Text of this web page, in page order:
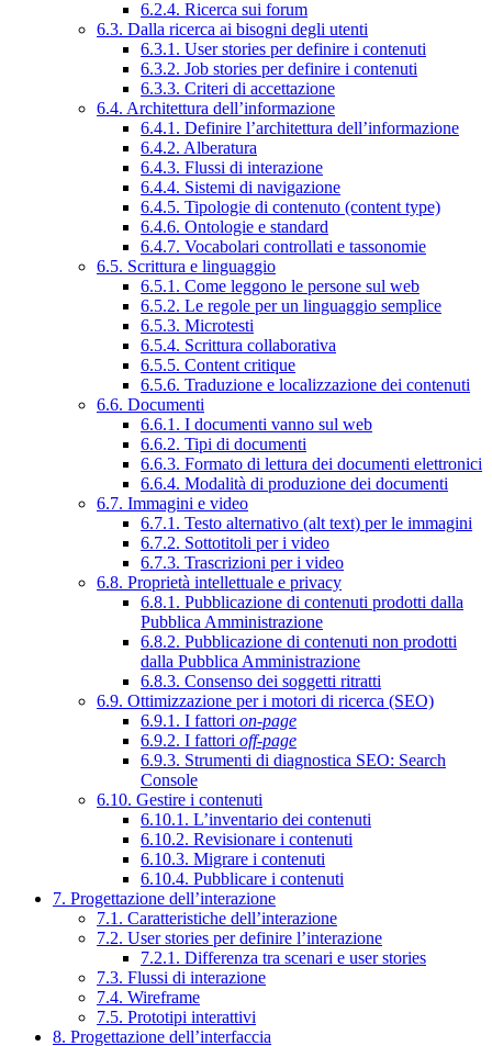
6.2.4. Ricerca sui forum
6.3. Dalla ricerca ai bisogni degli utenti
6.3.1. User stories per definire i contenuti
6.3.2. Job stories per definire i contenuti
6.3.3. Criteri di accettazione
6.4. Architettura dell’informazione
6.4.1. Definire l’architettura dell’informazione
6.4.2. Alberatura
6.4.3. Flussi di interazione
6.4.4. Sistemi di navigazione
6.4.5. Tipologie di contenuto (content type)
6.4.6. Ontologie e standard
6.4.7. Vocabolari controllati e tassonomie
6.5. Scrittura e linguaggio
6.5.1. Come leggono le persone sul web
6.5.2. Le regole per un linguaggio semplice
6.5.3. Microtesti
6.5.4. Scrittura collaborativa
6.5.5. Content critique
6.5.6. Traduzione e localizzazione dei contenuti
6.6. Documenti
6.6.1. I documenti vanno sul web
6.6.2. Tipi di documenti
6.6.3. Formato di lettura dei documenti elettronici
6.6.4. Modalità di produzione dei documenti
6.7. Immagini e video
6.7.1. Testo alternativo (alt text) per le immagini
6.7.2. Sottotitoli per i video
6.7.3. Trascrizioni per i video
6.8. Proprietà intellettuale e privacy
6.8.1. Pubblicazione di contenuti prodotti dalla
Pubblica Amministrazione
6.8.2. Pubblicazione di contenuti non prodotti
dalla Pubblica Amministrazione
6.8.3. Consenso dei soggetti ritratti
6.9. Ottimizzazione per i motori di ricerca (SEO)
6.9.1. I fattori on-page
6.9.2. I fattori off-page
6.9.3. Strumenti di diagnostica SEO: Search
Console
6.10. Gestire i contenuti
6.10.1. L’inventario dei contenuti
6.10.2. Revisionare i contenuti
6.10.3. Migrare i contenuti
6.10.4. Pubblicare i contenuti
7. Progettazione dell’interazione
7.1. Caratteristiche dell’interazione
7.2. User stories per definire l’interazione
7.2.1. Differenza tra scenari e user stories
7.3. Flussi di interazione
7.4. Wireframe
7.5. Prototipi interattivi
8. Progettazione dell’interfaccia